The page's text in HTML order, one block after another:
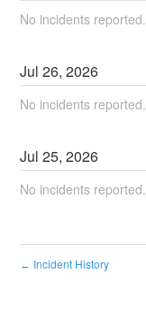
No incidents reported.
Jul26,2026
No incidents reported.
Jul25,2026
No incidents reported.
← Incident History